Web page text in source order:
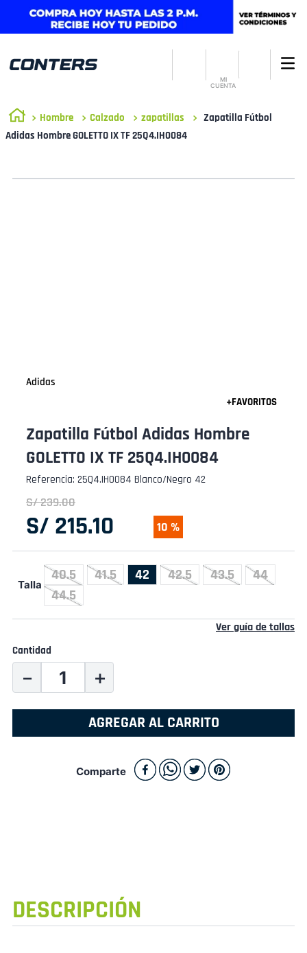
MI
CUENTA
Hombre Calzado zapatillas
Zapatilla Fútbol
Adidas Hombre GOLETTO IX TF 25Q4.IH0084
Adidas
Zapatilla Fútbol Adidas Hombre
GOLETTO IX TF 25Q4.IH0084
Referencia: 25Q4.IH0084 Blanco/Negro 42
S/239.00
S/ 215.10 10 %
Talla
40.5 41.5 42 42.5 43.5
44
44.5
Ver guía de tallas
Cantidad
＋
－
AGREGAR AL CARRITO
Comparte
DESCRIPCIÓN